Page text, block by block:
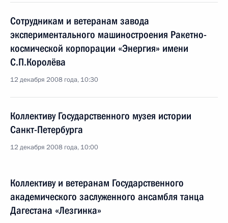
Сотрудникам и ветеранам завода
экспериментального машиностроения Ракетно-
космической корпорации «Энергия» имени
С.П.Королёва
12 декабря 2008 года, 10:30
Коллективу Государственного музея истории
Санкт-Петербурга
12 декабря 2008 года, 10:00
Коллективу и ветеранам Государственного
академического заслуженного ансамбля танца
Дагестана «Лезгинка»